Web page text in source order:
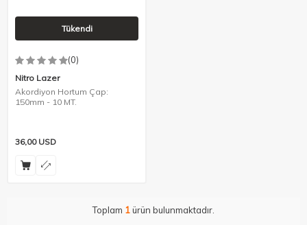
Tükendi
(0)
Nitro Lazer
Akordiyon Hortum Çap:
150mm - 10 MT.
36,00USD
Toplam 1ürün bulunmaktadır.